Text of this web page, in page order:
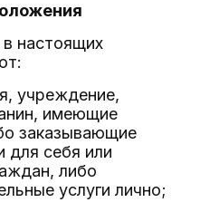
настоящих
учреждение,
имеющие
заказывающие
для себя или
либо
услуги лично;